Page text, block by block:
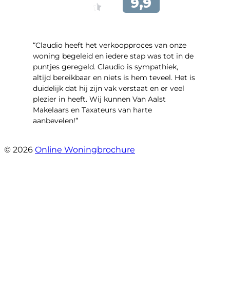
“Claudio heeft het verkoopproces van onze
woning begeleid en iedere stap was tot in de
puntjes geregeld. Claudio is sympathiek,
altijd bereikbaar en niets is hem teveel. Het is
duidelijk dat hij zijn vak verstaat en er veel
plezier in heeft. Wij kunnen Van Aalst
Makelaars en Taxateurs van harte
aanbevelen!”
© 2026 Online Woningbrochure